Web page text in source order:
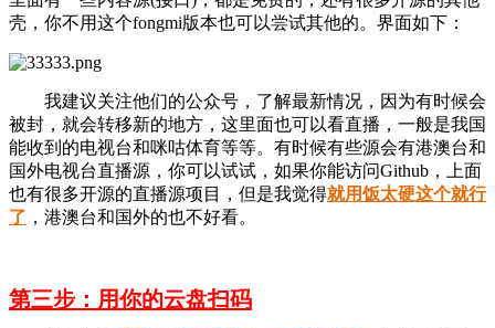
壳，你不用这个fongmi版本也可以尝试其他的。界面如下：
我建议关注他们的公众号，了解最新情况，因为有时候会
被封，就会转移新的地方，这里面也可以看直播，一般是我国
能收到的电视台和咪咕体育等等。有时候有些源会有港澳台和
国外电视台直播源，你可以试试，如果你能访问Github，上面
也有很多开源的直播源项目，但是我觉得就用饭太硬这个就行
了 ，港澳台和国外的也不好看。
第三步：用你的云盘扫码